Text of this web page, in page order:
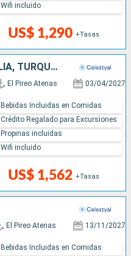
US$ 1,290 +Tasas
Wifi incluido
MONTENEGRO, CROACIA, ITALIA, TURQUÍA, GRECIA
El Pireo Atenas 03/04/2027
US$ 1,562 +Tasas
Bebidas Incluidas en Comidas
Crédito Regalado para Excursiones
Propinas incluidas
Wifi incluido
El Pireo Atenas 13/11/2027
Bebidas Incluidas en Comidas